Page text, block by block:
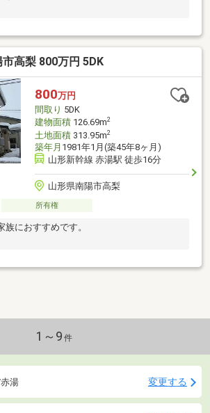
高梨 800万円 5DK
800万円
間取り 5DK
建物面積126.69m2
土地面積313.95m2
築年月 1981年1月(築45年8ヶ月)
山形新幹線 赤湯駅 徒歩16分
山形県南陽市高梨
所有権
におすすめです。
1～9 件
湯 変更する